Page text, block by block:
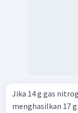
Jika 14 g gas
menghasilkan 17